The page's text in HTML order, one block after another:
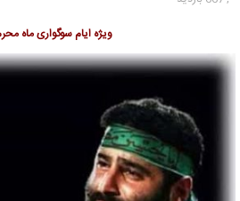
ویژه ایام سوگواری ماه محرم